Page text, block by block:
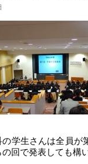
の学生さんは全員が
の回で発表しても構